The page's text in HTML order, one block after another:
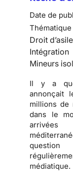
Date de
Thématique
Droit d’asile
Intégration
Mineurs
Il y a
annonçait
millions de
dans le
question
médiatique.